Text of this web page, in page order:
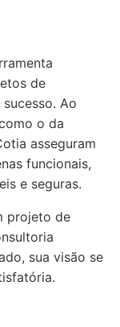
de
Ao
o da
asseguram
funcionais,
e seguras.
projeto de
sua visão se